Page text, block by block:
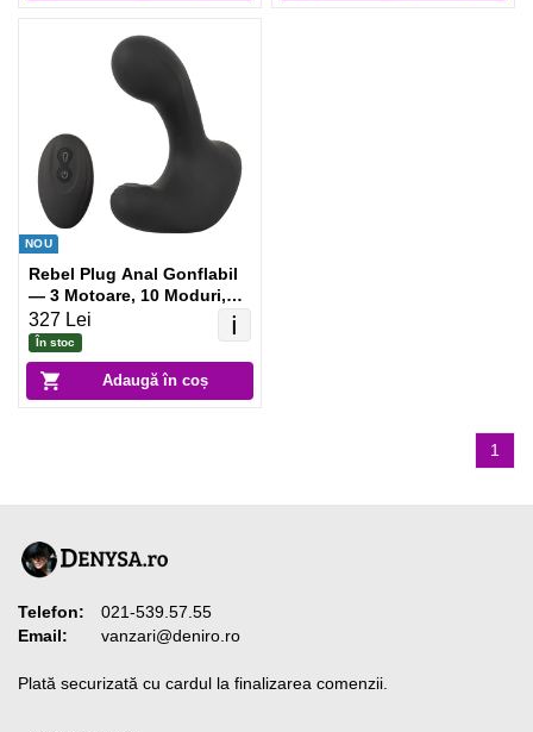
NOU
Adaugă în coș
ℹ️
Rebel Plug Anal Gonflabil
— 3 Motoare, 10 Moduri,
USB Negru
327 Lei
În stoc
1
Telefon:
021-539.57.55
Email:
vanzari@deniro.ro
Plată securizată cu cardul la finalizarea comenzii.